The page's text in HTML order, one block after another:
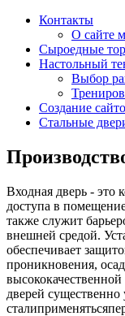
Контакты
О сайте
Сыроедные
Настольный
Выбор
Создание
Стальные
Входная дверь - это
доступа в
также служит
внешней средой.
обеспечивает
проникновения,
дверей